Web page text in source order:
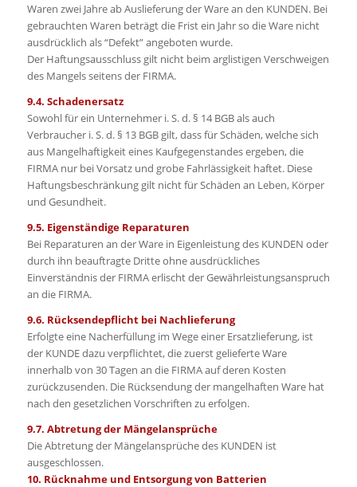
Waren zwei Jahre ab Auslieferung der Ware an den KUNDEN. Bei
gebrauchten Waren beträgt die Frist ein Jahr so die Ware nicht
ausdrücklich als “Defekt” angeboten wurde.
Der Haftungsausschluss gilt nicht beim arglistigen Verschweigen
des Mangels seitens der FIRMA.
9.4. Schadenersatz
Sowohl für ein Unternehmer i. S. d. § 14 BGB als auch
Verbraucher i. S. d. § 13 BGB gilt, dass für Schäden, welche sich
aus Mangelhaftigkeit eines Kaufgegenstandes ergeben, die
FIRMA nur bei Vorsatz und grobe Fahrlässigkeit haftet. Diese
Haftungsbeschränkung gilt nicht für Schäden an Leben, Körper
und Gesundheit.
9.5. Eigenständige Reparaturen
Bei Reparaturen an der Ware in Eigenleistung des KUNDEN oder
durch ihn beauftragte Dritte ohne ausdrückliches
Einverständnis der FIRMA erlischt der Gewährleistungsanspruch
an die FIRMA.
9.6. Rücksendepflicht bei Nachlieferung
Erfolgte eine Nacherfüllung im Wege einer Ersatzlieferung, ist
der KUNDE dazu verpflichtet, die zuerst gelieferte Ware
innerhalb von 30 Tagen an die FIRMA auf deren Kosten
zurückzusenden. Die Rücksendung der mangelhaften Ware hat
nach den gesetzlichen Vorschriften zu erfolgen.
9.7. Abtretung der Mängelansprüche
Die Abtretung der Mängelansprüche des KUNDEN ist
ausgeschlossen.
10. Rücknahme und Entsorgung von Batterien